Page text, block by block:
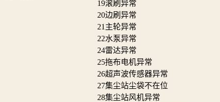
19滚刷异常
20边刷异常
21 主轮异常
22水泵异常
24雷达异常
25拖布电机异常
26超声波传感器异常
27集尘站尘袋不在位
28集尘站风机异常